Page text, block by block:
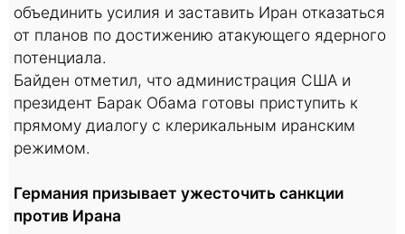
объединить усилия и заставить Иран отказаться
от планов по достижению атакующего ядерного
потенциала.
Байден отметил, что администрация США и
президент Барак Обама готовы приступить к
прямому диалогу с клерикальным иранским
режимом.
Германия призывает ужесточить санкции
против Ирана